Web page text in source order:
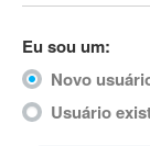
Actimize
ActionScript
ActionScript 3
Eu sou um:
Novo
Usuário